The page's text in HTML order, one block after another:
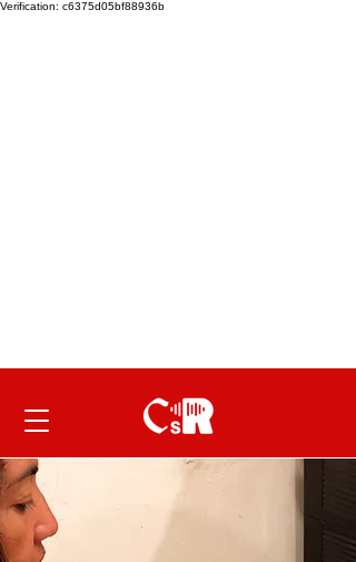
Verification: c6375d05bf88936b